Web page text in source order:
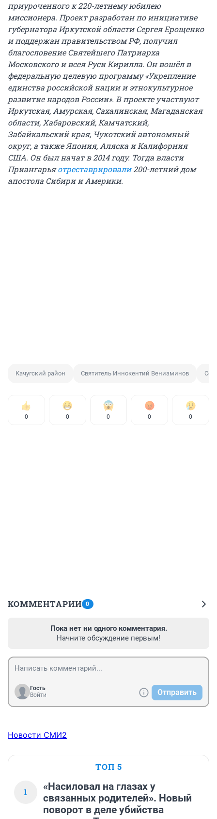
приуроченного к 220-летнему юбилею
миссионера. Проект разработан по инициативе
губернатора Иркутской области Сергея Ерощенко
и поддержан правительством РФ, получил
благословение Святейшего Патриарха
Московского и всея Руси Кирилла. Он вошёл в
федеральную целевую программу «Укрепление
единства российской нации и этнокультурное
развитие народов России». В проекте участвуют
Иркутская, Амурская, Сахалинская, Магаданская
области, Хабаровский, Камчатский,
Забайкальский края, Чукотский автономный
округ, а также Япония, Аляска и Калифорния
США. Он был начат в 2014 году. Тогда власти
Приангарьяотреставрировали200-летний дом
апостола Сибири и Америки.
Качугский район Святитель Иннокентий Вениаминов
0 0 0 0 0
КОММЕНТАРИИ 0
Пока нет ни одного комментария.
Начните обсуждение первым!
Гость
Войти
Отправить
Новости СМИ2
ТОП 5
1
«Насиловал на глазах у
связанных родителей». Новый
поворот в деле убийства